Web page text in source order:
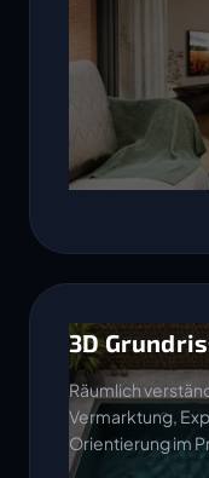
3D
Räumlich
Vermarktung,
Orientierung im